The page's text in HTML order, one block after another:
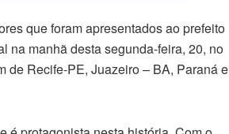
que foram apresentados ao prefeito
na manhã desta segunda-feira, 20, no
de Recife-PE, Juazeiro – BA, Paraná e